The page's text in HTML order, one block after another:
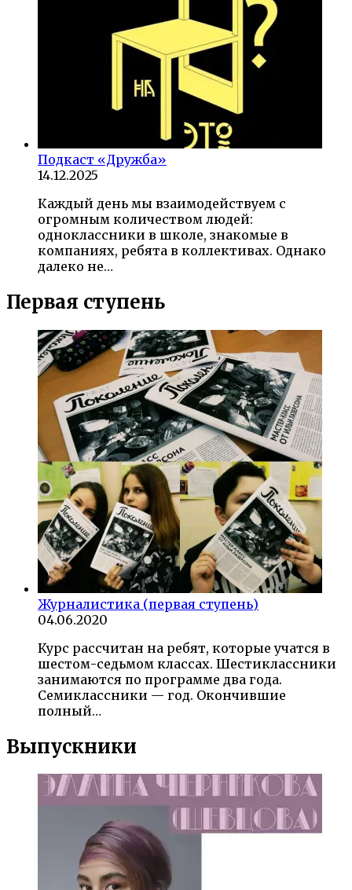
Подкаст «Дружба»
14.12.2025
Каждый день мы взаимодействуем с
огромным количеством людей:
одноклассники в школе, знакомые в
компаниях, ребята в коллективах. Однако
далеко не…
Первая ступень
Журналистика (первая ступень)
04.06.2020
Курс рассчитан на ребят, которые учатся в
шестом-седьмом классах. Шестиклассники
занимаются по программе два года.
Семиклассники — год. Окончившие
полный…
Выпускники